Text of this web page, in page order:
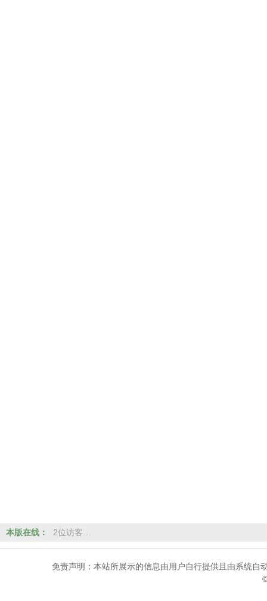
本版在线： 2位访客…
免责声明：本站所展示的信息由用户自行提供且由系统